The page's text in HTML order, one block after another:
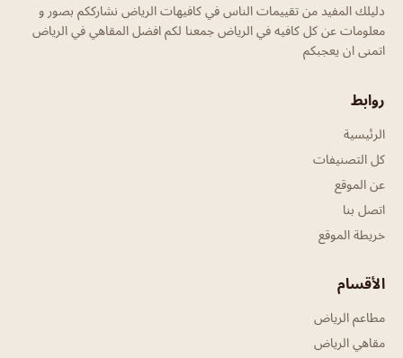
دليلك المفيد من تقييمات الناس في كافيهات الرياض نشارككم بصور و
معلومات عن كل كافيه في الرياض جمعنا لكم افضل المقاهي في الرياض
اتمنى ان يعجبكم
روابط
الرئيسية
كل التصنيفات
عن الموقع
اتصل بنا
خريطة الموقع
الأقسام
مطاعم الرياض
مقاهي الرياض